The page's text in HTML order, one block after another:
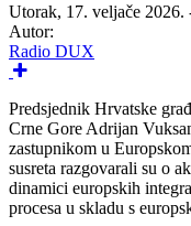
Utorak, 17. veljače 2026.
Autor:
Radio DUX
Predsjednik Hrvatske
Crne Gore Adrijan
zastupnikom u
susreta razgovarali su o
dinamici europskih
procesa u skladu s